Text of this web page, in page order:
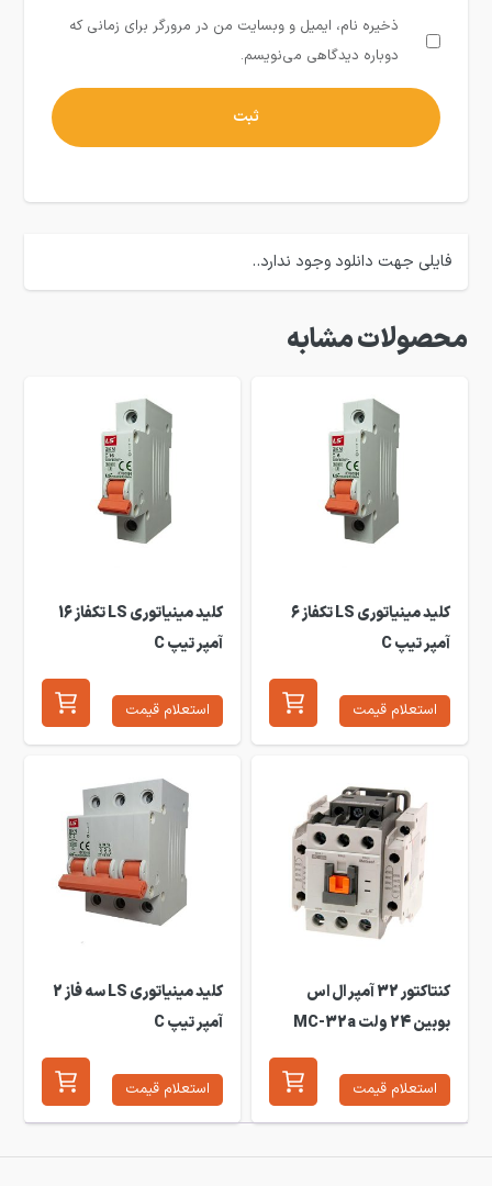
ذخیره نام، ایمیل و وبسایت من در مرورگر برای زمانی که
دوباره دیدگاهی می‌نویسم.
فایلی جهت دانلود وجود ندارد..
محصولات مشابه
کلید مینیاتوری LS تکفاز 6
آمپر تیپ C
استعلام قیمت
کلید مینیاتوری LS تکفاز 16
آمپر تیپ C
استعلام قیمت
کنتاکتور 32 آمپر ال اس
بوبین 24 ولت MC-32a
استعلام قیمت
کلید مینیاتوری LS سه فاز 2
آمپر تیپ C
استعلام قیمت